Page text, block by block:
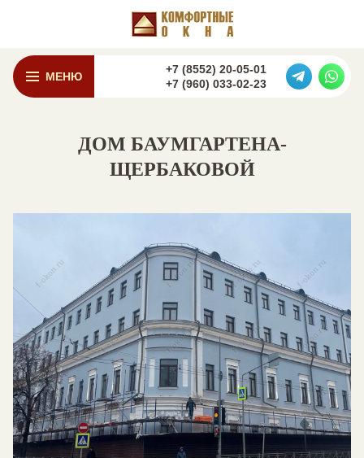
МЕНЮ
+7 (8552) 20-05-01
+7 (960) 033-02-23
ДОМ БАУМГАРТЕНА-
ЩЕРБАКОВОЙ